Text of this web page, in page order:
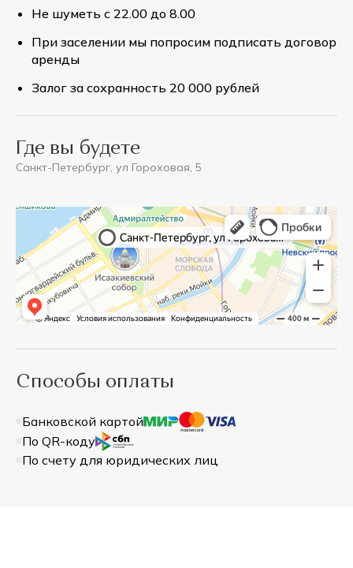
Не шуметь с 22.00 до 8.00
При заселении мы попросим подписать договор
аренды
Залог за сохранность 20 000 рублей
Где вы будете
Санкт-Петербург, ул Гороховая, 5
Способы оплаты
Банковской картой
По QR-коду
По счету для юридических лиц